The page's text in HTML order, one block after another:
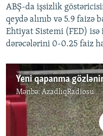
ABŞ-da işsizlik
qeydə alınıb və 5.9 faizə
Ehtiyat Sistemi (FED)
dərəcələrini 0-0.25 faiz
Mənbə:AzadlıqRadiosu
No media